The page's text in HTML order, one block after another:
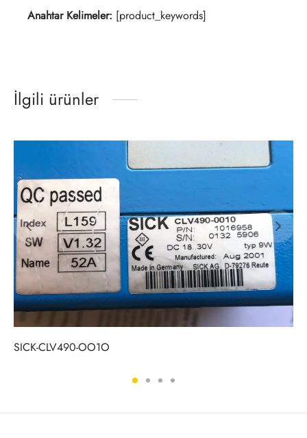
Anahtar Kelimeler: [product_keywords]
İlgili ürünler
SICK-CLV490-OO1O